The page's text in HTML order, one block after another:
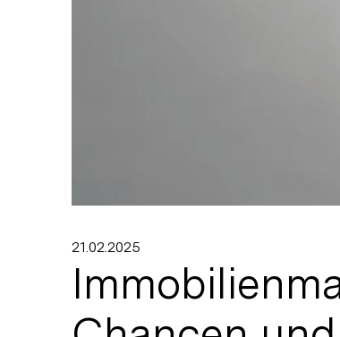
21.02.2025